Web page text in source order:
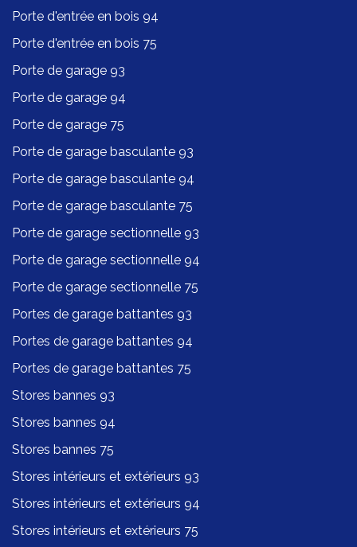
Porte d'entrée en bois 94
Porte d'entrée en bois 75
Porte de garage 93
Porte de garage 94
Porte de garage 75
Porte de garage basculante 93
Porte de garage basculante 94
Porte de garage basculante 75
Porte de garage sectionnelle 93
Porte de garage sectionnelle 94
Porte de garage sectionnelle 75
Portes de garage battantes 93
Portes de garage battantes 94
Portes de garage battantes 75
Stores bannes 93
Stores bannes 94
Stores bannes 75
Stores intérieurs et extérieurs 93
Stores intérieurs et extérieurs 94
Stores intérieurs et extérieurs 75